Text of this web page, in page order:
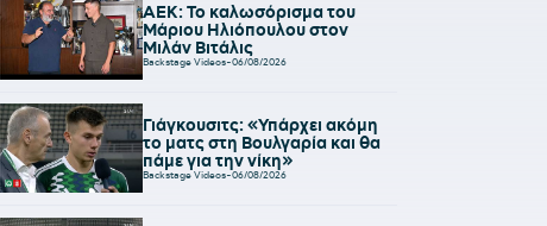
ΑΕΚ: Το καλωσόρισμα του
Μάριου Ηλιόπουλου στον
Μιλάν Βιτάλις
Backstage Videos-06/08/2026
Γιάγκουσιτς: «Υπάρχει ακόμη
το ματς στη Βουλγαρία και θα
πάμε για την νίκη»
Backstage Videos-06/08/2026